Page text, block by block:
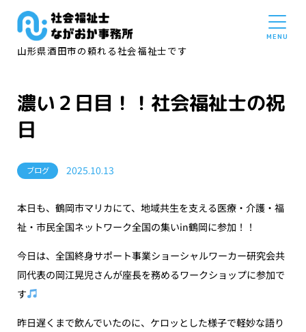
山形県酒田市の頼れる社会福祉士です
濃い２日目！！社会福祉士の祝
日
ブログ 2025.10.13
本日も、鶴岡市マリカにて、地域共生を支える医療・介護・福
祉・市民全国ネットワーク全国の集いin鶴岡に参加！！
今日は、全国終身サポート事業ショーシャルワーカー研究会共
同代表の岡江晃児さんが座長を務めるワークショップに参加で
す
昨日遅くまで飲んでいたのに、ケロッとした様子で軽妙な語り